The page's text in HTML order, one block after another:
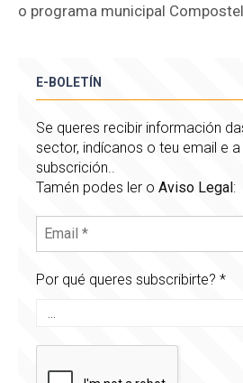
o programa municipal
E-BOLETÍN
Se queres recibir información
sector, indícanos o teu email e
subscrición..
Tamén podes ler o Aviso Legal:
Por qué queres subscribirte? *